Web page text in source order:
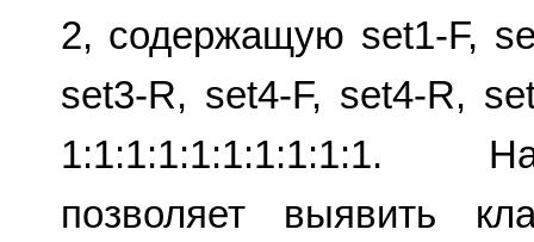
2, содержащую set1-F,
set3-R, set4-F, set4-R,
1:1:1:1:1:1:1:1:1:1.
позволяет выявить